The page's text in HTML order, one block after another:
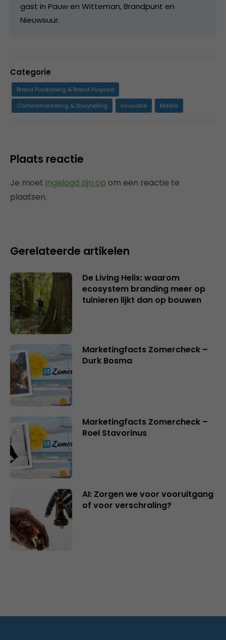
gast in Pauw en Witteman, Brandpunt en
Nieuwsuur.
Categorie
Brand Positioning & Brand Purpose
Contentmarketing & Storytelling
Innovatie Media
Plaats reactie
Je moet ingelogd zijn op om een reactie te
plaatsen.
Gerelateerde artikelen
De Living Helix: waarom
ecosystem branding meer op
tuinieren lijkt dan op bouwen
Marketingfacts Zomercheck –
Durk Bosma
Marketingfacts Zomercheck –
Roel Stavorinus
AI: Zorgen we voor vooruitgang
of voor verschraling?